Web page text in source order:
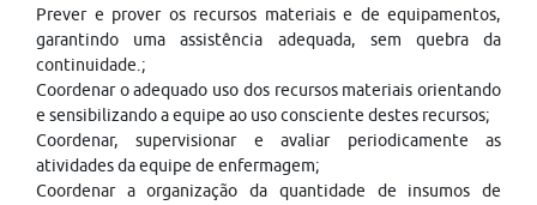
Prever e prover os recursos materiais e de equipamentos,
garantindo uma assistência adequada, sem quebra da
continuidade.;
Coordenar o adequado uso dos recursos materiais orientando
e sensibilizando a equipe ao uso consciente destes recursos;
Coordenar, supervisionar e avaliar periodicamente as
atividades da equipe de enfermagem;
Coordenar a organização da quantidade de insumos de